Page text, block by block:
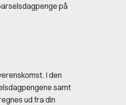
på
I den
samt
ud fra din